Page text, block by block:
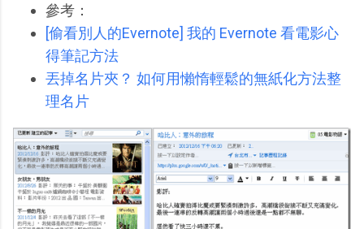
參考：
[偷看別人的Evernote] 我的 Evernote 看電影心
得筆記方法
丟掉名片夾？ 如何用懶惰輕鬆的無紙化方法整
理名片